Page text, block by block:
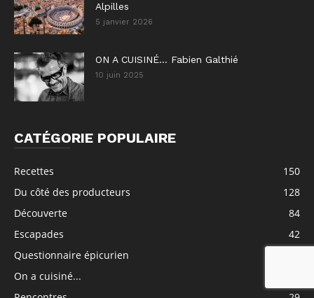
Alpilles
5 janvier 2026
ON A CUISINÉ… Fabien Galthié
10 juin 2025
CATÉGORIE POPULAIRE
Recettes
150
Du côté des producteurs
128
Découverte
84
Escapades
42
Questionnaire épicurien
On a cuisiné...